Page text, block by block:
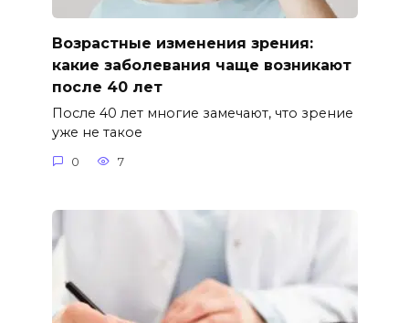
Возрастные изменения зрения:
какие заболевания чаще возникают
после 40 лет
После 40 лет многие замечают, что зрение
уже не такое
0 7